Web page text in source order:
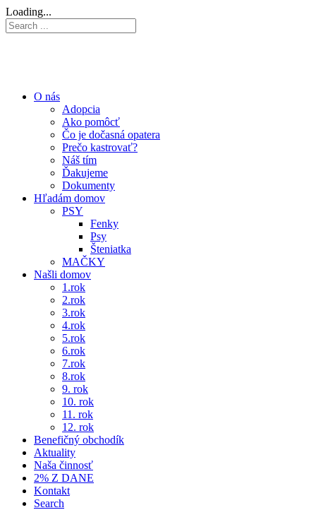
Loading...
O nás
Adopcia
Ako pomôcť
Čo je dočasná opatera
Prečo kastrovať?
Náš tím
Ďakujeme
Dokumenty
Hľadám domov
PSY
Fenky
Psy
Šteniatka
MAČKY
Našli domov
1.rok
2.rok
3.rok
4.rok
5.rok
6.rok
7.rok
8.rok
9. rok
10. rok
11. rok
12. rok
Benefičný obchodík
Aktuality
Naša činnosť
2% Z DANE
Kontakt
Search